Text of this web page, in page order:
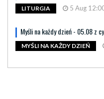
LITURGIA 5 Aug
Myśli na każdy dzień - 05.08 z
MYŚLI NA KAŻDY DZIEŃ